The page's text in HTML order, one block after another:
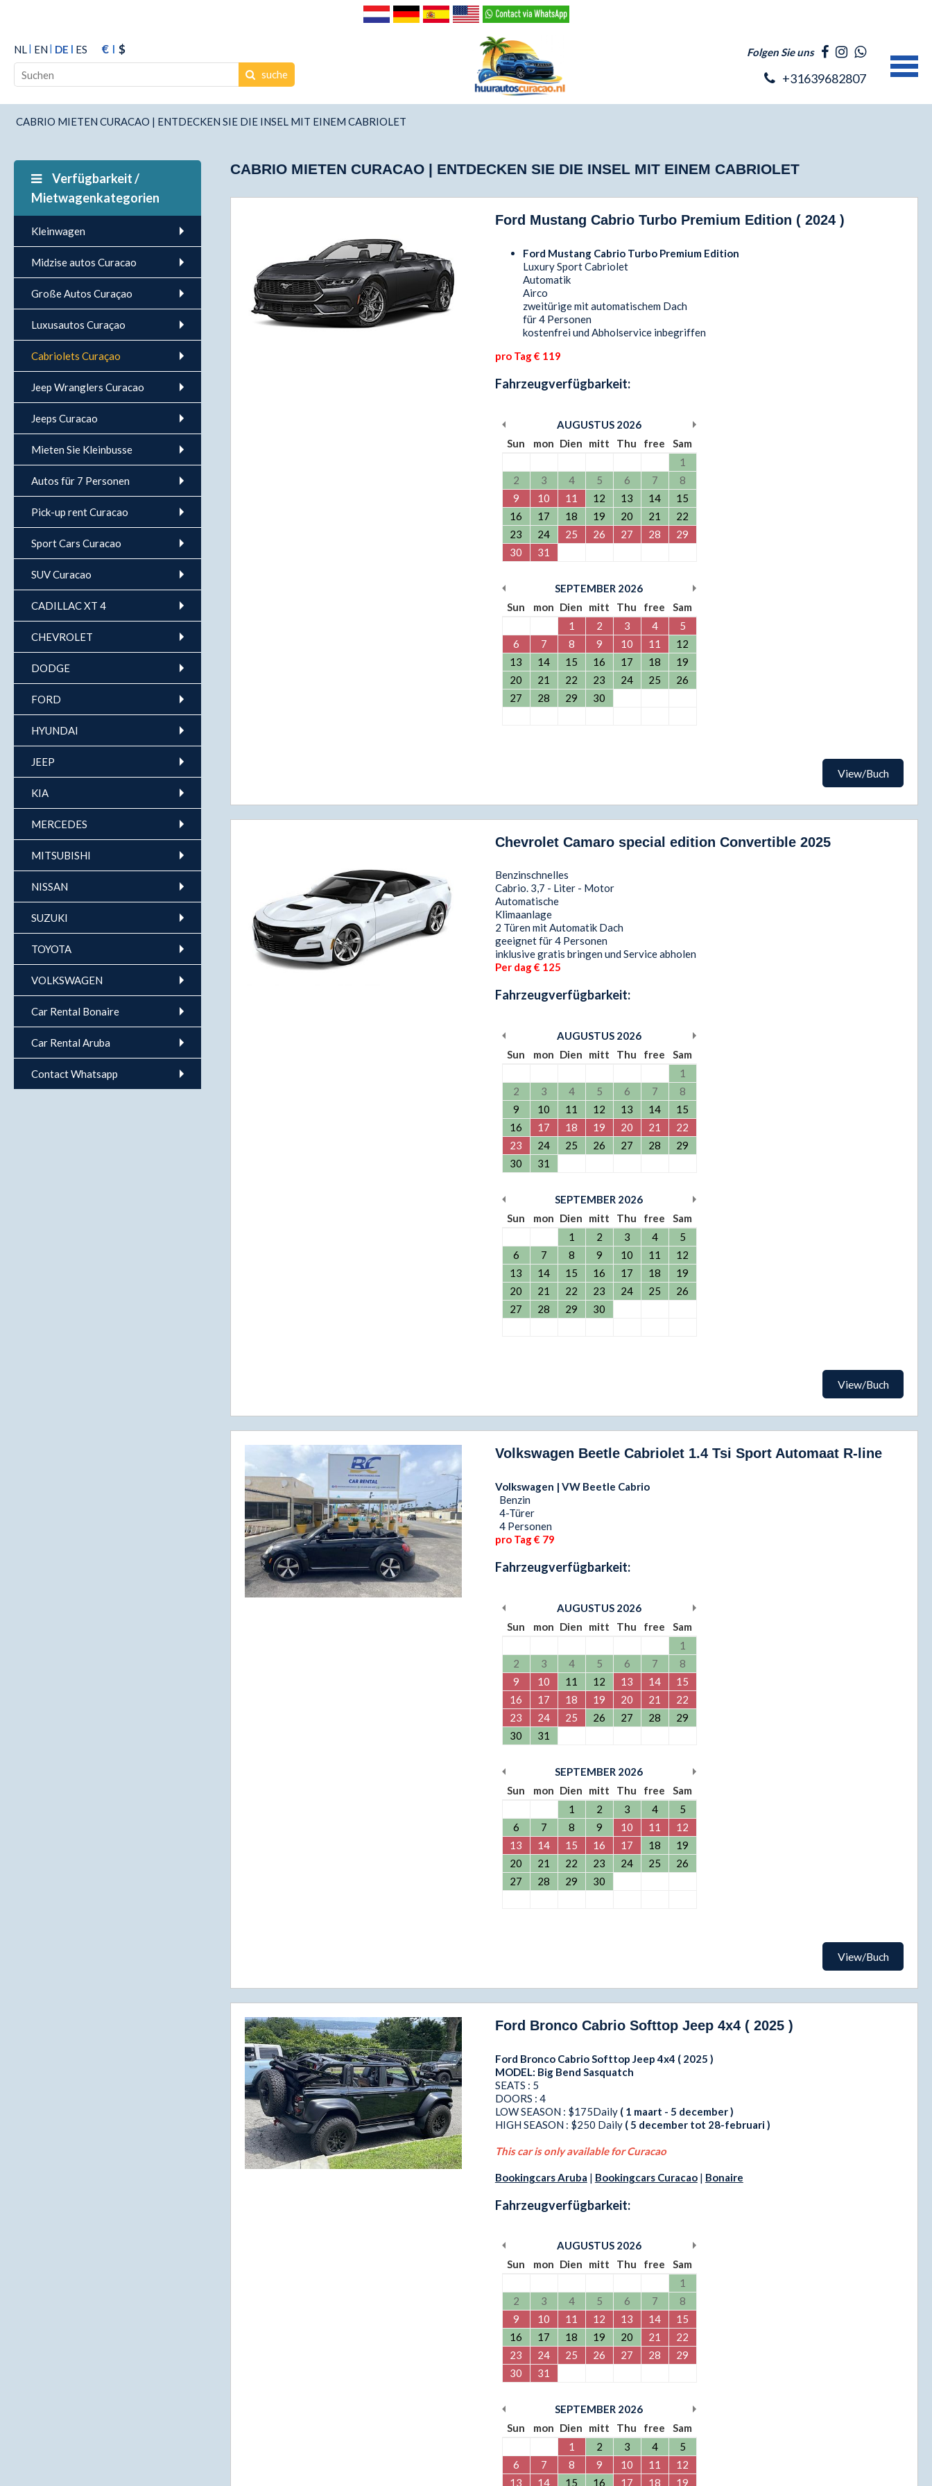
NL EN DE ES € $
suche
Folgen Sie uns
+31639682807
CABRIO MIETEN CURACAO | ENTDECKEN SIE DIE INSEL MIT EINEM CABRIOLET
Verfügbarkeit /
Mietwagenkategorien
Kleinwagen
Midzise autos Curacao
Große Autos Curaçao
Luxusautos Curaçao
Cabriolets Curaçao
Jeep Wranglers Curacao
Jeeps Curacao
Mieten Sie Kleinbusse
Autos für 7 Personen
Pick-up rent Curacao
Sport Cars Curacao
SUV Curacao
CADILLAC XT 4
CHEVROLET
DODGE
FORD
HYUNDAI
JEEP
KIA
MERCEDES
MITSUBISHI
NISSAN
SUZUKI
TOYOTA
VOLKSWAGEN
Car Rental Bonaire
Car Rental Aruba
Contact Whatsapp
CABRIO MIETEN CURACAO | ENTDECKEN SIE DIE INSEL MIT EINEM CABRIOLET
Ford Mustang Cabrio Turbo Premium Edition ( 2024 )
Ford Mustang Cabrio Turbo Premium Edition
Luxury Sport Cabriolet
Automatik
Airco
zweitürige mit automatischem Dach
für 4 Personen
kostenfrei und Abholservice inbegriffen
pro Tag € 119
View/Buch
Fahrzeugverfügbarkeit:
AUGUSTUS 2026
Sun
mon Dien mitt Thu free
Sam
1
2
3 4 5 6 7
8
9
10 11 12 13 14
15
16
17 18 19 20 21
22
23
24 25 26 27 28
29
30
31
SEPTEMBER 2026
Sun
mon Dien mitt Thu free
Sam
1
2 3 4
5
6
7 8 9 10 11
12
13
14 15 16 17 18
19
20
21 22 23 24 25
26
27
28 29 30
Chevrolet Camaro special edition Convertible 2025
Benzinschnelles
Cabrio. 3,7 - Liter - Motor
Automatische
Klimaanlage
2 Türen mit Automatik Dach
geeignet für 4 Personen
inklusive gratis bringen und Service abholen
Per dag € 125
View/Buch
Fahrzeugverfügbarkeit:
AUGUSTUS 2026
Sun
mon Dien mitt Thu free
Sam
1
2
3 4 5 6 7
8
9
10 11 12 13 14
15
16
17 18 19 20 21
22
23
24 25 26 27 28
29
30
31
SEPTEMBER 2026
Sun
mon Dien mitt Thu free
Sam
1
2 3 4
5
6
7 8 9 10 11
12
13
14 15 16 17 18
19
20
21 22 23 24 25
26
27
28 29 30
Volkswagen Beetle Cabriolet 1.4 Tsi Sport Automaat R-line
Volkswagen | VW Beetle Cabrio
Benzin
4-Türer
4 Personen
pro Tag € 79
View/Buch
Fahrzeugverfügbarkeit:
AUGUSTUS 2026
Sun
mon Dien mitt Thu free
Sam
1
2
3 4 5 6 7
8
9
10 11 12 13 14
15
16
17 18 19 20 21
22
23
24 25 26 27 28
29
30
31
SEPTEMBER 2026
Sun
mon Dien mitt Thu free
Sam
1
2 3 4
5
6
7 8 9 10 11
12
13
14 15 16 17 18
19
20
21 22 23 24 25
26
27
28 29 30
Ford Bronco Cabrio Softtop Jeep 4x4 ( 2025 )
Ford Bronco Cabrio Softtop Jeep 4x4 ( 2025 )
MODEL: Big Bend Sasquatch
SEATS : 5
DOORS : 4
LOW SEASON : $175Daily ( 1 maart - 5 december )
HIGH SEASON : $250 Daily ( 5 december tot 28-februari )
This car is only available for Curacao
Bookingcars Aruba | Bookingcars Curacao| Bonaire
Fahrzeugverfügbarkeit:
AUGUSTUS 2026
Sun
mon Dien mitt Thu free
Sam
1
2
3 4 5 6 7
8
9
10 11 12 13 14
15
16
17 18 19 20 21
22
23
24 25 26 27 28
29
30
31
SEPTEMBER 2026
Sun
mon Dien mitt Thu free
Sam
1
2 3 4
5
6
7 8 9 10 11
12
13
14 15 16 17 18 19